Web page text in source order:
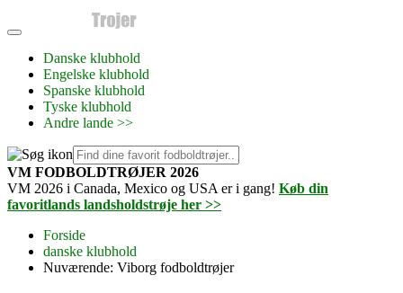
Danske klubhold
Engelske klubhold
Spanske klubhold
Tyske klubhold
Andre lande >>
VM FODBOLDTRØJER 2026
VM 2026 i Canada, Mexico og USA er i gang! Køb din
favoritlands landsholdstrøje her >>
Forside
danske klubhold
Nuværende: Viborg fodboldtrøjer